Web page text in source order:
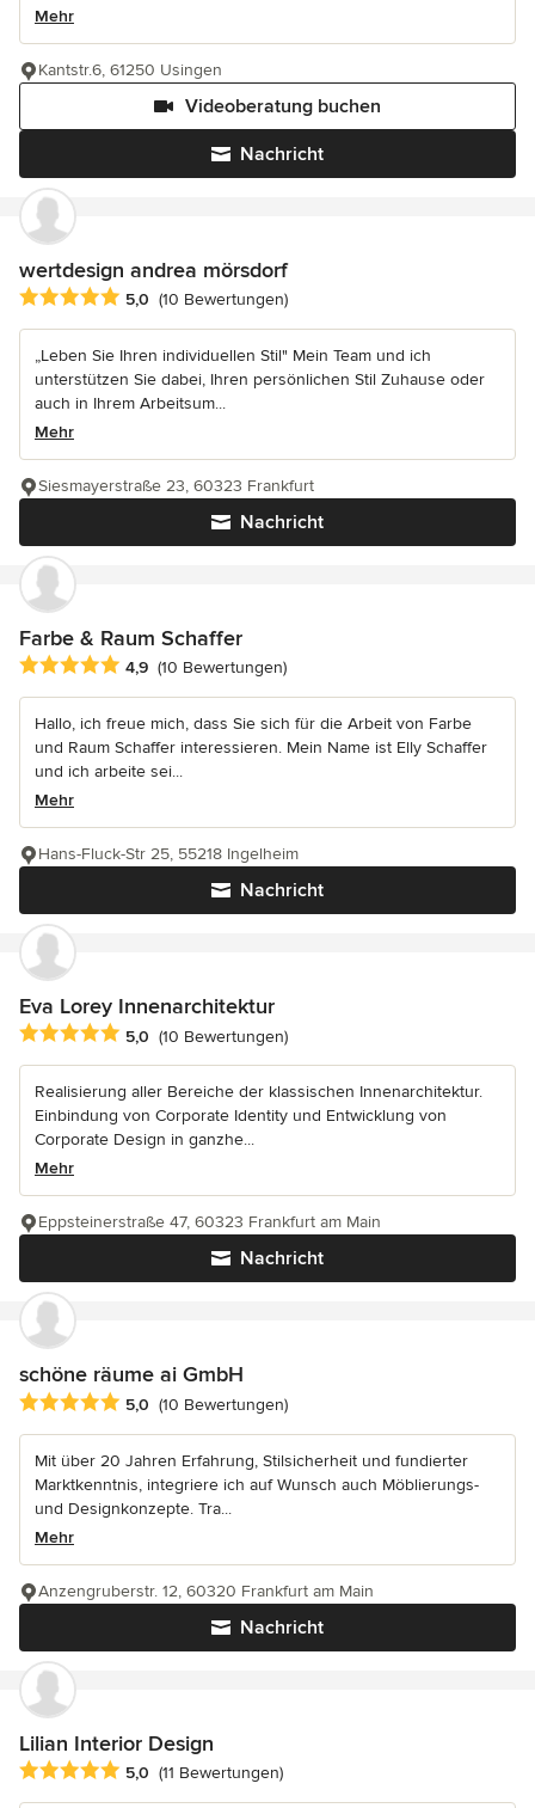
Mehr
Nachricht
Videoberatung buchen
Kantstr.6, 61250 Usingen
wertdesign andrea mörsdorf
Durchschnittliche Bewertung: 5 von 5 Sternen
5,0 (10 Bewertungen)
„Leben Sie Ihren individuellen Stil" Mein Team und ich
unterstützen Sie dabei, Ihren persönlichen Stil Zuhause oder
auch in Ihrem Arbeitsum...
Mehr
Nachricht
Siesmayerstraße 23, 60323 Frankfurt
Farbe & Raum Schaffer
Durchschnittliche Bewertung: 4.9 von 5 Sternen
4,9 (10 Bewertungen)
Hallo, ich freue mich, dass Sie sich für die Arbeit von Farbe
und Raum Schaffer interessieren. Mein Name ist Elly Schaffer
und ich arbeite sei...
Mehr
Nachricht
Hans-Fluck-Str 25, 55218 Ingelheim
Eva Lorey Innenarchitektur
Durchschnittliche Bewertung: 5 von 5 Sternen
5,0 (10 Bewertungen)
Realisierung aller Bereiche der klassischen Innenarchitektur.
Einbindung von Corporate Identity und Entwicklung von
Corporate Design in ganzhe...
Mehr
Nachricht
Eppsteinerstraße 47, 60323 Frankfurt am Main
schöne räume ai GmbH
Durchschnittliche Bewertung: 5 von 5 Sternen
5,0 (10 Bewertungen)
Mit über 20 Jahren Erfahrung, Stilsicherheit und fundierter
Marktkenntnis, integriere ich auf Wunsch auch Möblierungs-
und Designkonzepte. Tra...
Mehr
Nachricht
Anzengruberstr. 12, 60320 Frankfurt am Main
Lilian Interior Design
Durchschnittliche Bewertung: 5 von 5 Sternen
5,0 (11 Bewertungen)